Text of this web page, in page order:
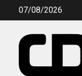
Przejdź07/08/2026